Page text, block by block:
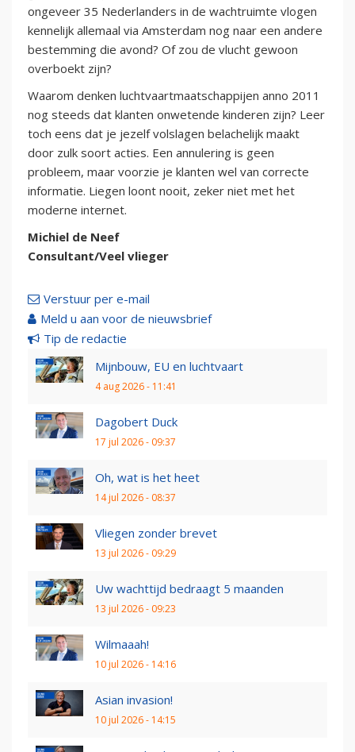
ongeveer 35 Nederlanders in de wachtruimte vlogen
kennelijk allemaal via Amsterdam nog naar een andere
bestemming die avond? Of zou de vlucht gewoon
overboekt zijn?
Waarom denken luchtvaartmaatschappijen anno 2011
nog steeds dat klanten onwetende kinderen zijn? Leer
toch eens dat je jezelf volslagen belachelijk maakt
door zulk soort acties. Een annulering is geen
probleem, maar voorzie je klanten wel van correcte
informatie. Liegen loont nooit, zeker niet met het
moderne internet.
Michiel de Neef
Consultant/Veel vlieger
Verstuur per e-mail
Meld u aan voor de nieuwsbrief
Tip de redactie
Mijnbouw, EU en luchtvaart
4 aug 2026 - 11:41
Dagobert Duck
17 jul 2026 - 09:37
Oh, wat is het heet
14 jul 2026 - 08:37
Vliegen zonder brevet
13 jul 2026 - 09:29
Uw wachttijd bedraagt 5 maanden
13 jul 2026 - 09:23
Wilmaaah!
10 jul 2026 - 14:16
Asian invasion!
10 jul 2026 - 14:15